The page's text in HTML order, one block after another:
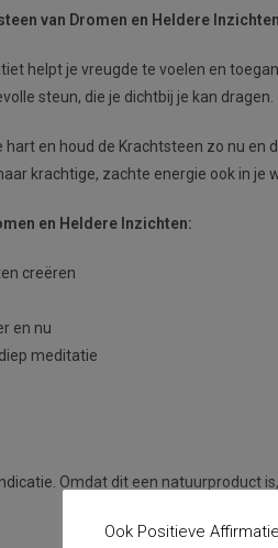
van Dromen en Heldere Inzichten
helpt je vreugde te voelen en
steun, die je dichtbij je kan dragen.
en houd de Krachtsteen zo nu
krachtige, zachte energie ook in je
en Heldere Inzichten:
creëren
en nu
meditatie
Omdat dit een
Ook Positieve